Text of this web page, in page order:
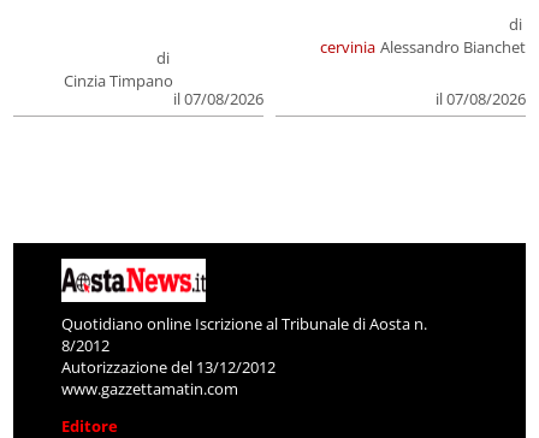
di
Cinzia Timpano
il 07/08/2026
cervinia
di
Alessandro Bianchet
il 07/08/2026
Quotidiano online Iscrizione al Tribunale di Aosta n.
8/2012
Autorizzazione del 13/12/2012
www.gazzettamatin.com
Editore